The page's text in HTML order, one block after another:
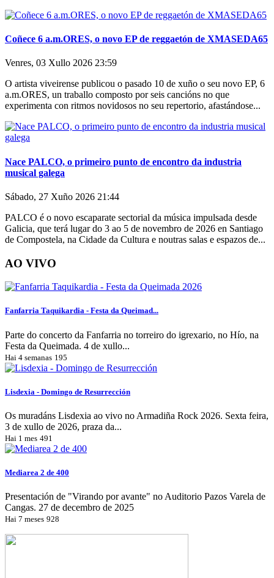
Coñece 6 a.m.ORES, o novo EP de reggaetón de XMASEDA65
Venres, 03 Xullo 2026 23:59
O artista viveirense publicou o pasado 10 de xuño o seu novo EP, 6
a.m.ORES, un traballo composto por seis cancións no que
experimenta con ritmos novidosos no seu repertorio, afastándose...
Nace PALCO, o primeiro punto de encontro da industria
musical galega
Sábado, 27 Xuño 2026 21:44
PALCO é o novo escaparate sectorial da música impulsada desde
Galicia, que terá lugar do 3 ao 5 de novembro de 2026 en Santiago
de Compostela, na Cidade da Cultura e noutras salas e espazos de...
AO VIVO
Fanfarria Taquikardia - Festa da Queimad...
Parte do concerto da Fanfarria no torreiro do igrexario, no Hío, na
Festa da Queimada. 4 de xullo...
Hai 4 semanas 195
Lisdexia - Domingo de Resurrección
Os muradáns Lisdexia ao vivo no Armadiña Rock 2026. Sexta feira,
3 de xullo de 2026, praza da...
Hai 1 mes 491
Mediarea 2 de 400
Presentación de "Virando por avante" no Auditorio Pazos Varela de
Cangas. 27 de decembro de 2025
Hai 7 meses 928